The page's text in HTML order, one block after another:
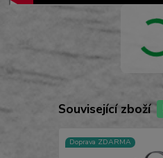
Související zboží
Doprava ZDARMA